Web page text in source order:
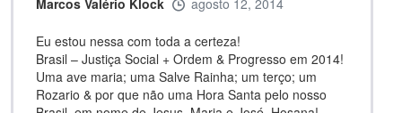
Eu estou nessa com toda a certeza!
Brasil – Justiça Social + Ordem & Progresso em 2014!
Uma ave maria; uma Salve Rainha; um terço; um
Rozario & por que não uma Hora Santa pelo nosso